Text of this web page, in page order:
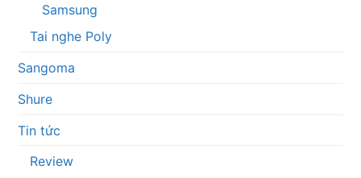
Samsung
Tai nghe Poly
Sangoma
Shure
Tin tức
Review